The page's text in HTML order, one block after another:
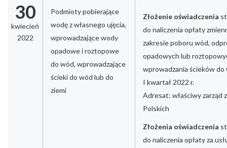
30
kwiecień
2022
Podmioty pobierające
wodę z własnego ujęcia,
wprowadzające wody
opadowe i roztopowe
do wód, wprowadzające
ścieki do wód lub do
ziemi
Złożenie oświadczenia
do naliczenia opłaty
zakresie poboru wód,
opadowych lub
wprowadzania ścieków do
I kwartał 2022 r.
Adresat: właściwy zarząd
Polskich
Złożenia oświadczenia
do naliczenia opłaty za